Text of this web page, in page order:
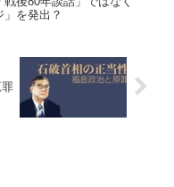
」を発出？